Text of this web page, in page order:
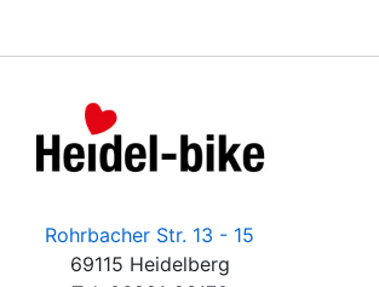
Rohrbacher Str. 13 - 15
69115 Heidelberg